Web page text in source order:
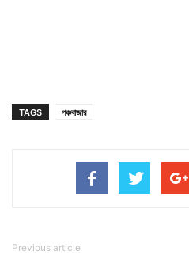
TAGS পঞ্চবাজার
Previous article